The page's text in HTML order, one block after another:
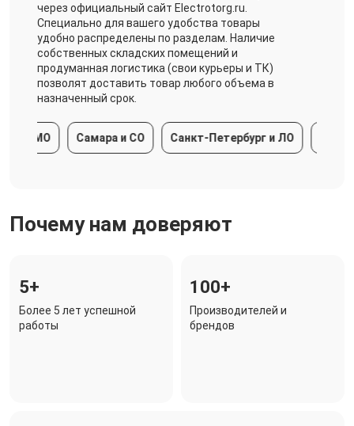
через официальный сайт Electrotorg.ru.
Специально для вашего удобства товары
удобно распределены по разделам. Наличие
собственных складских помещений и
продуманная логистика (свои курьеры и ТК)
позволят доставить товар любого объема в
назначенный срок.
Самара и СО Санкт-Петербург и ЛО
Почему нам доверяют
5+
Более 5 лет успешной
работы
100+
Производителей и
брендов